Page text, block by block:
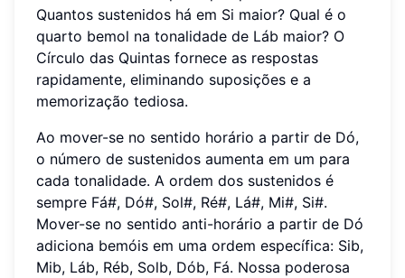
Quantos sustenidos há em Si maior? Qual é o
quarto bemol na tonalidade de Láb maior? O
Círculo das Quintas fornece as respostas
rapidamente, eliminando suposições e a
memorização tediosa.
Ao mover-se no sentido horário a partir de Dó,
o número de sustenidos aumenta em um para
cada tonalidade. A ordem dos sustenidos é
sempre Fá#, Dó#, Sol#, Ré#, Lá#, Mi#, Si#.
Mover-se no sentido anti-horário a partir de Dó
adiciona bemóis em uma ordem específica: Sib,
Mib, Láb, Réb, Solb, Dób, Fá. Nossa poderosa